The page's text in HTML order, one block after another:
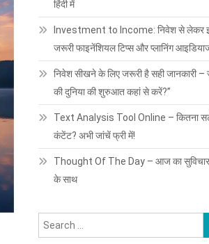
हिंदी में
Investment to Income: निवेश से लेकर
जरूरी फाइनेंशियल टिप्स और प्लानिंग
निवेश सीखने के लिए जरूरी है सही जानकारी –
की दुनिया की शुरुआत कहां से करें?”
Text Analysis Tool Online – कितना
कंटेंट? अभी जांचें फ्री में!
Thought Of The Day – आज का
के साथ